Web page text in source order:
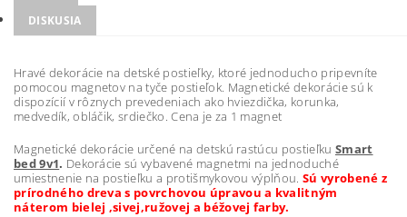
DISKUSIA
Hravé dekorácie na detské postieľky, ktoré jednoducho pripevníte
pomocou magnetov na tyče postieľok. Magnetické dekorácie sú k
dispozícií v rôznych prevedeniach ako hviezdička, korunka,
medvedík, obláčik, srdiečko. Cena je za 1 magnet
Magnetické dekorácie určené na detskú rastúcu postieľku Smart
bed 9v1. Dekorácie sú vybavené magnetmi na jednoduché
umiestnenie na postieľku a protišmykovou výplňou.Sú vyrobené z
prírodného dreva s povrchovou úpravou a kvalitným
náterom bielej ,sivej,ružovej a béžovej farby.